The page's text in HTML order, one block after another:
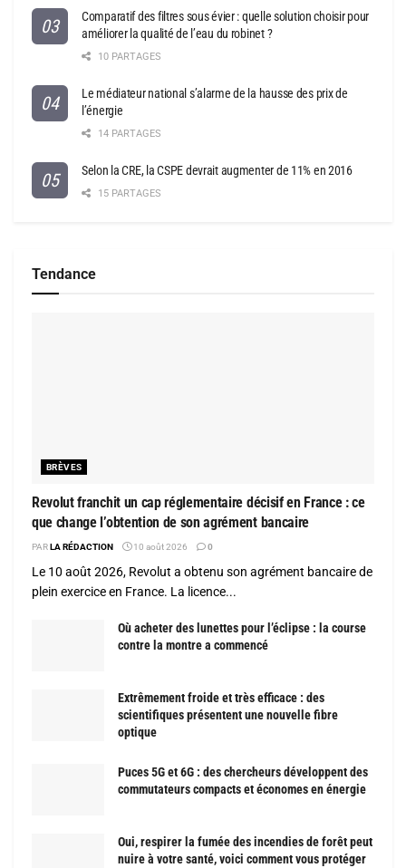
Comparatif des filtres sous évier : quelle solution choisir pour
améliorer la qualité de l’eau du robinet ?
10 PARTAGES
Le médiateur national s’alarme de la hausse des prix de
l’énergie
14 PARTAGES
Selon la CRE, la CSPE devrait augmenter de 11% en 2016
15 PARTAGES
Tendance
BRÈVES
Revolut franchit un cap réglementaire décisif en France : ce
que change l’obtention de son agrément bancaire
PARLA RÉDACTION 10 août 2026 0
Le 10 août 2026, Revolut a obtenu son agrément bancaire de
plein exercice en France. La licence...
Où acheter des lunettes pour l’éclipse : la course
contre la montre a commencé
Extrêmement froide et très efficace : des
scientifiques présentent une nouvelle fibre
optique
Puces 5G et 6G : des chercheurs développent des
commutateurs compacts et économes en énergie
Oui, respirer la fumée des incendies de forêt peut
nuire à votre santé, voici comment vous protéger